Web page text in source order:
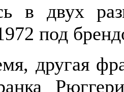
в двух
под
другая